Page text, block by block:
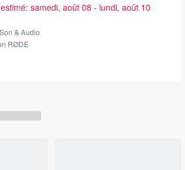
samedi, août 08 - lundi, août 10
Son & Audio
RØDE